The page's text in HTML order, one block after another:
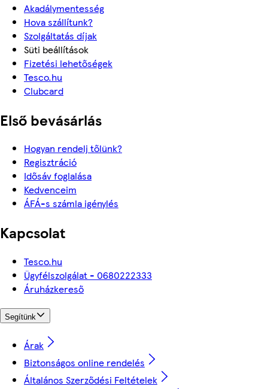
Akadálymentesség
Hova szállítunk?
Szolgáltatás díjak
Süti beállítások
Fizetési lehetőségek
Tesco.hu
Clubcard
Első bevásárlás
Hogyan rendelj tőlünk?
Regisztráció
Idősáv foglalása
Kedvenceim
ÁFÁ-s számla igénylés
Kapcsolat
Tesco.hu
Ügyfélszolgálat - 0680222333
Áruházkereső
Segítünk
Árak
Biztonságos online rendelés
Általános Szerződési Feltételek